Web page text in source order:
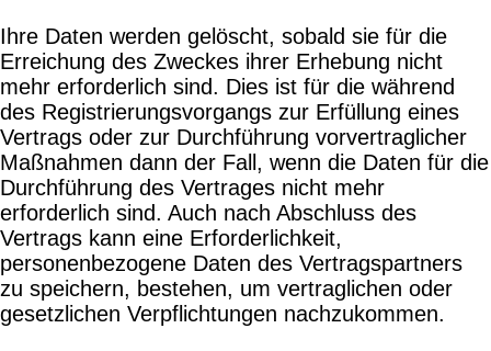
Ihre Daten werden gelöscht, sobald sie für die
Erreichung des Zweckes ihrer Erhebung nicht
mehr erforderlich sind. Dies ist für die während
des Registrierungsvorgangs zur Erfüllung eines
Vertrags oder zur Durchführung vorvertraglicher
Maßnahmen dann der Fall, wenn die Daten für die
Durchführung des Vertrages nicht mehr
erforderlich sind. Auch nach Abschluss des
Vertrags kann eine Erforderlichkeit,
personenbezogene Daten des Vertragspartners
zu speichern, bestehen, um vertraglichen oder
gesetzlichen Verpflichtungen nachzukommen.